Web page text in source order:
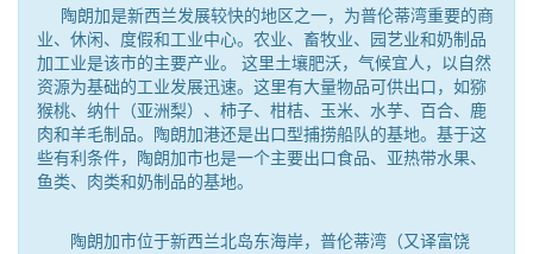
陶朗加是新西兰发展较快的地区之一，为普伦蒂湾重要的商
业、休闲、度假和工业中心。农业、畜牧业、园艺业和奶制品
加工业是该市的主要产业。 这里土壤肥沃，气候宜人，以自然
资源为基础的工业发展迅速。这里有大量物品可供出口，如猕
猴桃、纳什（亚洲梨）、柿子、柑桔、玉米、水芋、百合、鹿
肉和羊毛制品。陶朗加港还是出口型捕捞船队的基地。基于这
些有利条件，陶朗加市也是一个主要出口食品、亚热带水果、
鱼类、肉类和奶制品的基地。
陶朗加市位于新西兰北岛东海岸，普伦蒂湾（又译富饶